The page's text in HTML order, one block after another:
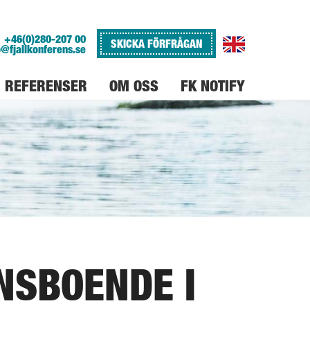
+46(0)280-207 00 SKICKA FÖRFRÅGAN
REFERENSER OM OSS FK NOTIFY
I